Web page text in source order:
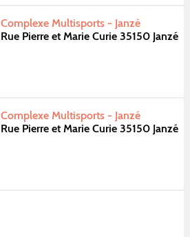
Complexe Multisports - Janzé
Rue Pierre et Marie Curie 35150 Janzé
Complexe Multisports - Janzé
Rue Pierre et Marie Curie 35150 Janzé